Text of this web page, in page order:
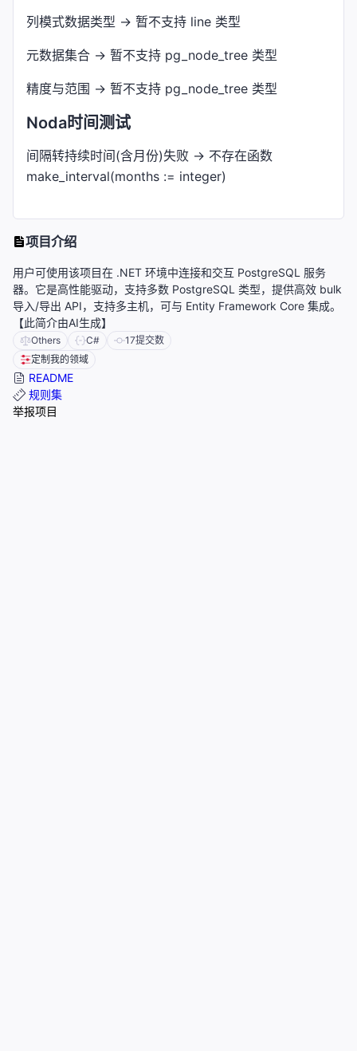
列模式数据类型 -> 暂不支持 line 类型
元数据集合 -> 暂不支持 pg_node_tree 类型
精度与范围 -> 暂不支持 pg_node_tree 类型
Noda时间测试
间隔转持续时间(含月份)失败 -> 不存在函数
make_interval(months := integer)
项目介绍
用户可使用该项目在 .NET 环境中连接和交互 PostgreSQL 服务
器。它是高性能驱动，支持多数 PostgreSQL 类型，提供高效 bulk
导入/导出 API，支持多主机，可与 Entity Framework Core 集成。
【此简介由AI生成】
Others C# 17提交数
定制我的领域
README
规则集
举报项目